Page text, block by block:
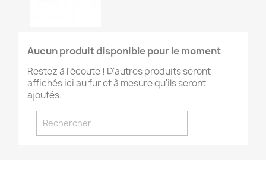
Aucun produit disponible pour le moment
Restez à l'écoute ! D'autres produits seront
affichés ici au fur et à mesure qu'ils seront
ajoutés.